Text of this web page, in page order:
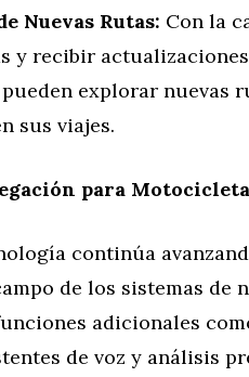
Nuevas Rutas: Con la
y recibir
explorar nuevas
sus viajes.
para
continúa
de los sistemas de
adicionales
de voz y análisis